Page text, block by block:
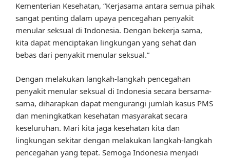
Kementerian Kesehatan, “Kerjasama antara semua pihak
sangat penting dalam upaya pencegahan penyakit
menular seksual di Indonesia. Dengan bekerja sama,
kita dapat menciptakan lingkungan yang sehat dan
bebas dari penyakit menular seksual.”
Dengan melakukan langkah-langkah pencegahan
penyakit menular seksual di Indonesia secara bersama-
sama, diharapkan dapat mengurangi jumlah kasus PMS
dan meningkatkan kesehatan masyarakat secara
keseluruhan. Mari kita jaga kesehatan kita dan
lingkungan sekitar dengan melakukan langkah-langkah
pencegahan yang tepat. Semoga Indonesia menjadi